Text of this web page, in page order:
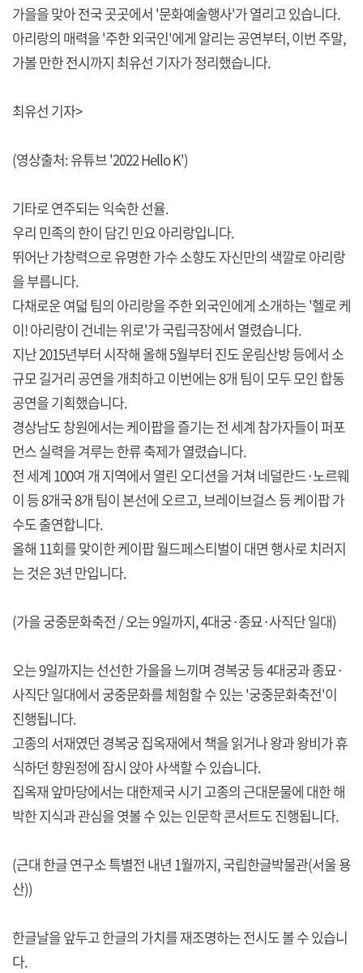
가을을 맞아 전국 곳곳에서 '문화예술행사'가 열리고 있습니다.
아리랑의 매력을 '주한 외국인'에게 알리는 공연부터, 이번 주말,
가볼 만한 전시까지 최유선 기자가 정리했습니다.
최유선 기자>
(영상출처: 유튜브 '2022 Hello K')
기타로 연주되는 익숙한 선율.
우리 민족의 한이 담긴 민요 아리랑입니다.
뛰어난 가창력으로 유명한 가수 소향도 자신만의 색깔로 아리랑
을 부릅니다.
다채로운 여덟 팀의 아리랑을 주한 외국인에게 소개하는 '헬로 케
이! 아리랑이 건네는 위로'가 국립극장에서 열렸습니다.
지난 2015년부터 시작해 올해 5월부터 진도 운림산방 등에서 소
규모 길거리 공연을 개최하고 이번에는 8개 팀이 모두 모인 합동
공연을 기획했습니다.
경상남도 창원에서는 케이팝을 즐기는 전 세계 참가자들이 퍼포
먼스 실력을 겨루는 한류 축제가 열렸습니다.
전 세계 100여 개 지역에서 열린 오디션을 거쳐 네덜란드·노르웨
이 등 8개국 8개 팀이 본선에 오르고, 브레이브걸스 등 케이팝 가
수도 출연합니다.
올해 11회를 맞이한 케이팝 월드페스티벌이 대면 행사로 치러지
는 것은 3년 만입니다.
(가을 궁중문화축전 / 오는 9일까지, 4대궁·종묘·사직단 일대)
오는 9일까지는 선선한 가을을 느끼며 경복궁 등 4대궁과 종묘·
사직단 일대에서 궁중문화를 체험할 수 있는 '궁중문화축전'이
진행됩니다.
고종의 서재였던 경복궁 집옥재에서 책을 읽거나 왕과 왕비가 휴
식하던 향원정에 잠시 앉아 사색할 수 있습니다.
집옥재 앞마당에서는 대한제국 시기 고종의 근대문물에 대한 해
박한 지식과 관심을 엿볼 수 있는 인문학 콘서트도 진행됩니다.
(근대 한글 연구소 특별전 내년 1월까지, 국립한글박물관(서울 용
산))
한글날을 앞두고 한글의 가치를 재조명하는 전시도 볼 수 있습니
다.